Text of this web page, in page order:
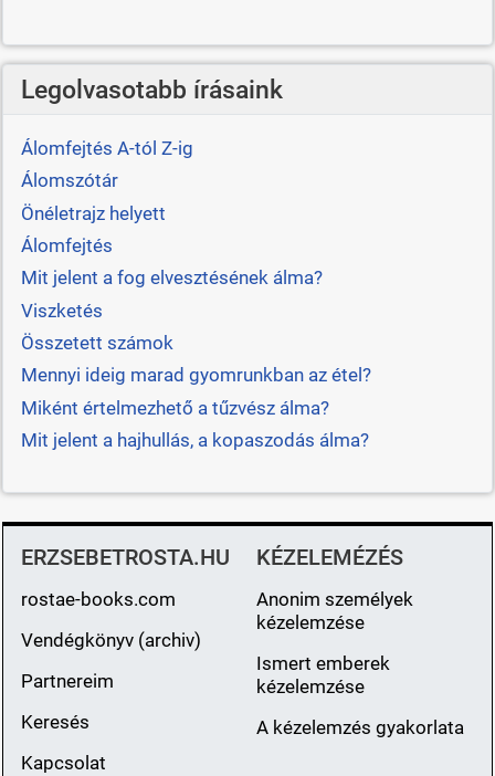
Legolvasotabb írásaink
Álomfejtés A-tól Z-ig
Álomszótár
Önéletrajz helyett
Álomfejtés
Mit jelent a fog elvesztésének álma?
Viszketés
Összetett számok
Mennyi ideig marad gyomrunkban az étel?
Miként értelmezhető a tűzvész álma?
Mit jelent a hajhullás, a kopaszodás álma?
ERZSEBETROSTA.HU
rostae-books.com
Vendégkönyv (archiv)
Partnereim
Keresés
Kapcsolat
KÉZELEMÉZÉS
Anonim személyek
kézelemzése
Ismert emberek
kézelemzése
A kézelemzés gyakorlata